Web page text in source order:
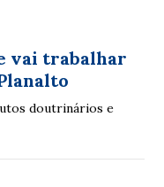
vai trabalhar
doutrinários e